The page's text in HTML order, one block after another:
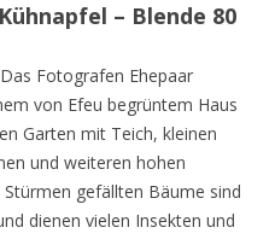
– Blende 80
Das Fotografen Ehepaar
von Efeu begrüntem Haus
Garten mit Teich, kleinen
und weiteren hohen
gefällten Bäume sind
dienen vielen Insekten und